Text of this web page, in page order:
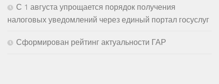
С 1 августа упрощается порядок получения
налоговых уведомлений через единый портал госуслуг
Сформирован рейтинг актуальности ГАР